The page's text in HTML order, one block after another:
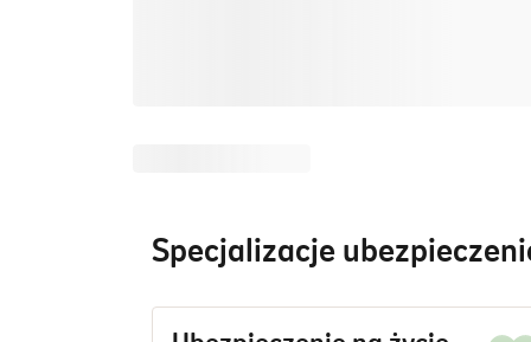
Specjalizacje